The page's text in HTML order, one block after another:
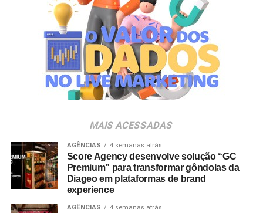
“O SP Open é um torneio muito relevante para a cidade e
para essa região. Como estamos no evento de forma tão
profunda, nada mais justo do que proporcionar essa
experiência para alguns dos nossos clientes fiéis”,
destaca Aline Ivanov, gerente de marketing do Shopping
Villa Lobos.
comprovantes fiscais de qualquer valor. O regulamento
completo está disponível no site do empreendimento.
MAIS ACESSADAS
AGÊNCIAS 4 semanas atrás
Score Agency desenvolve solução “GC
Premium” para transformar gôndolas da
Diageo em plataformas de brand
experience
AGÊNCIAS 4 semanas atrás